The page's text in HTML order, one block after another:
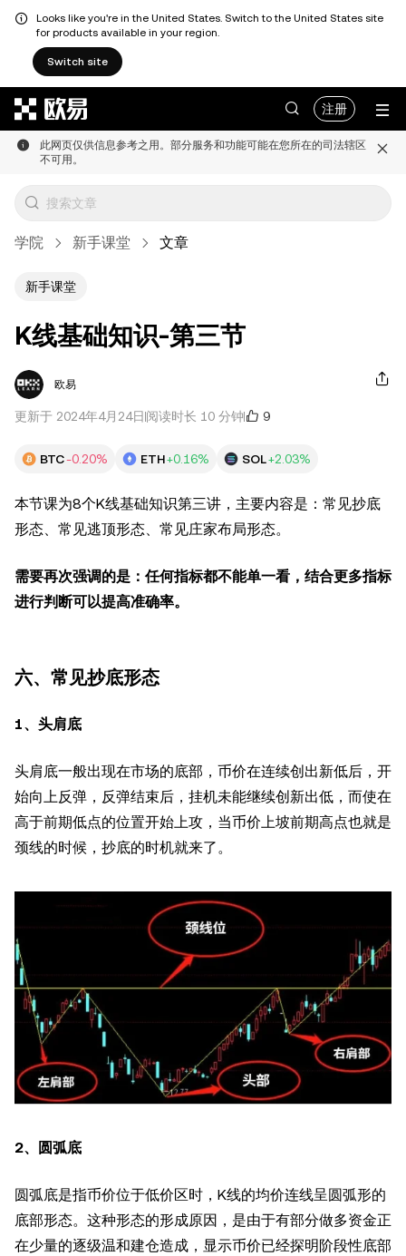
Looks like you're in the United States. Switch to the United States site
for products available in your region.
Switch site
注册
此网页仅供信息参考之用。部分服务和功能可能在您所在的司法辖区
不可用。
学院 新手课堂 文章
新手课堂
K线基础知识-第三节
欧易
更新于 2024年4月24日 阅读时长 10 分钟 9
BTC-0.20% ETH+0.16% SOL+2.03%
本节课为8个K线基础知识第三讲，主要内容是：常见抄底
形态、常见逃顶形态、常见庄家布局形态。
需要再次强调的是：任何指标都不能单一看，结合更多指标
进行判断可以提高准确率。
六、常见抄底形态
1、头肩底
头肩底一般出现在市场的底部，币价在连续创出新低后，开
始向上反弹，反弹结束后，挂机未能继续创新出低，而使在
高于前期低点的位置开始上攻，当币价上坡前期高点也就是
颈线的时候，抄底的时机就来了。
2、圆弧底
圆弧底是指币价位于低价区时，K线的均价连线呈圆弧形的
底部形态。这种形态的形成原因，是由于有部分做多资金正
在少量的逐级温和建仓造成，显示币价已经探明阶段性底部